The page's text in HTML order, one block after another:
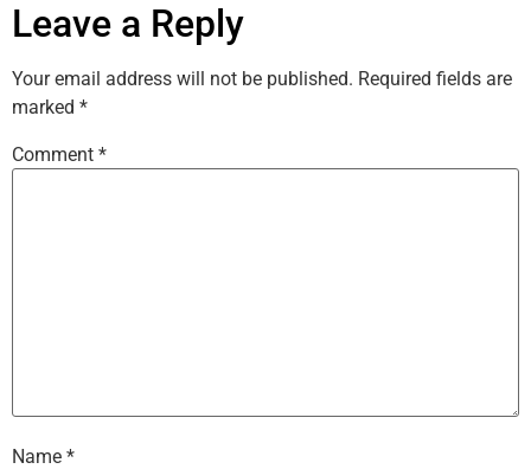
Leave a Reply
Your email address will not be published. Required fields are
marked *
Comment *
Name *